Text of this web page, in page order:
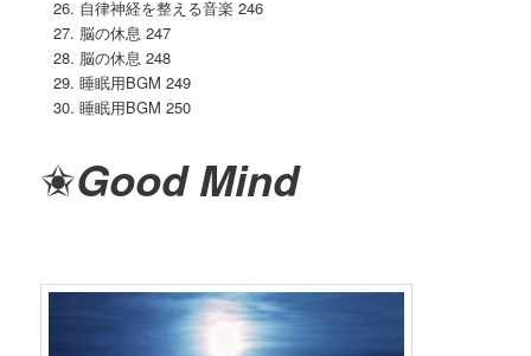
自律神経を整える音楽 246
脳の休息 247
脳の休息 248
睡眠用BGM 249
睡眠用BGM 250
✬Good Mind